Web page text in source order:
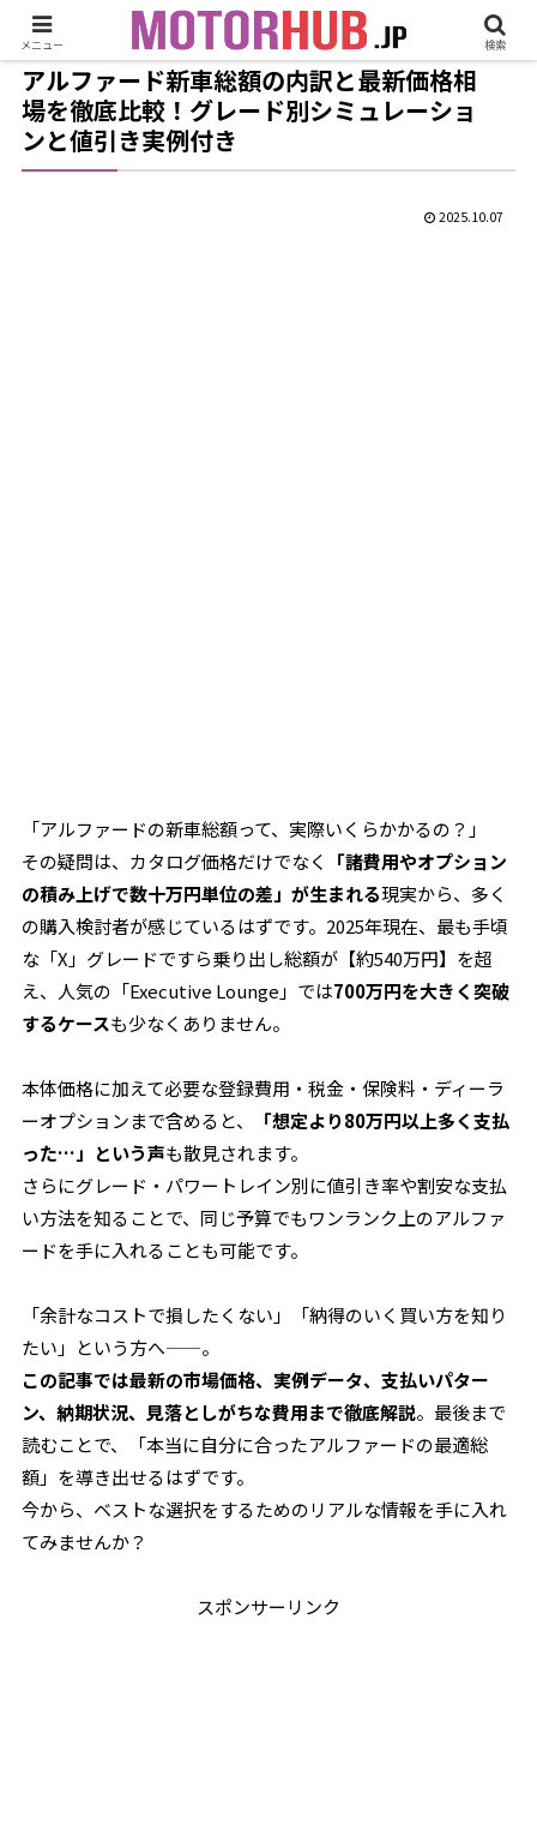
アルファード新車総額の内訳と最新価格相
場を徹底比較！グレード別シミュレーショ
ンと値引き実例付き
2025.10.07
「アルファードの新車総額って、実際いくらかかるの？」
その疑問は、カタログ価格だけでなく
「諸費用やオプション
の積み上げで数十万円単位の差」が生まれる現実から、多く
の購入検討者が感じているはずです。2025年現在、最も手頃
な「X」グレードですら乗り出し総額が【約540万円】を超
え、人気の「Executive Lounge」では700万円を大きく突破
するケースも少なくありません。
本体価格に加えて必要な登録費用・税金・保険料・ディーラ
ーオプションまで含めると、
「想定より80万円以上多く支払
った…」という声も散見されます。
さらにグレード・パワートレイン別に値引き率や割安な支払
い方法を知ることで、同じ予算でもワンランク上のアルファ
ードを手に入れることも可能です。
「余計なコストで損したくない」「納得のいく買い方を知り
たい」という方へ——。
この記事では最新の市場価格、実例データ、支払いパター
ン、納期状況、見落としがちな費用まで徹底解説。最後まで
読むことで、「本当に自分に合ったアルファードの最適総
額」を導き出せるはずです。
今から、ベストな選択をするためのリアルな情報を手に入れ
てみませんか？
スポンサーリンク
メニュー 検索